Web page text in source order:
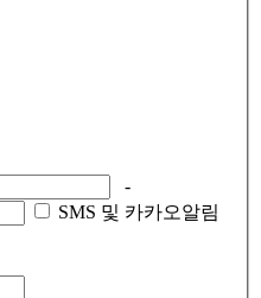
-
SMS 및 카카오알림